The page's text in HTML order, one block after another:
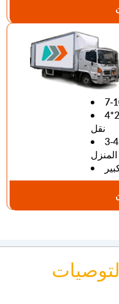
شاحنة
نقل
3-4 غرفة نوم
المنزل